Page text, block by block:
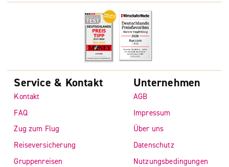
Service & Kontakt
Kontakt
FAQ
Zug zum Flug
Reiseversicherung
Gruppenreisen
Unternehmen
AGB
Impressum
Über uns
Datenschutz
Nutzungsbedingungen